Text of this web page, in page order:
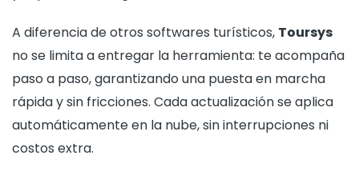
A diferencia de otros softwares turísticos, Toursys
no se limita a entregar la herramienta: te acompaña
paso a paso, garantizando una puesta en marcha
rápida y sin fricciones. Cada actualización se aplica
automáticamente en la nube, sin interrupciones ni
costos extra.